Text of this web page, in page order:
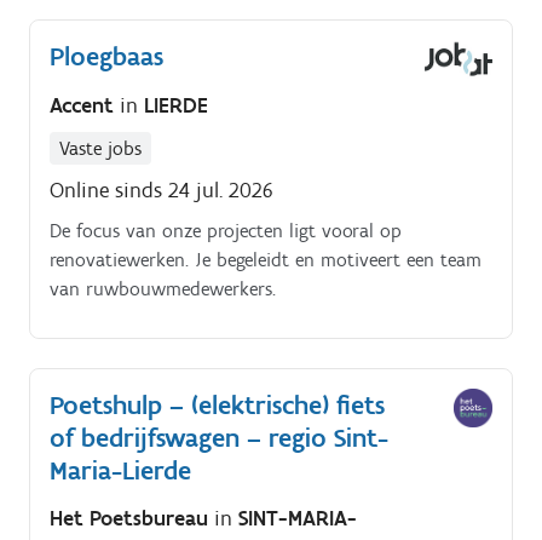
bij mensen thuis (wassen en strijken).
Ploegbaas
Accent in LIERDE
Vaste jobs
Online sinds 24 jul. 2026
De focus van onze projecten ligt vooral op
renovatiewerken. Je begeleidt en motiveert een team
van ruwbouwmedewerkers.
Poetshulp – (elektrische) fiets
of bedrijfswagen – regio Sint-
Maria-Lierde
Het Poetsbureau in SINT-MARIA-